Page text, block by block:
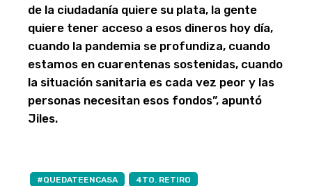
de la ciudadanía quiere su plata, la gente
quiere tener acceso a esos dineros hoy día,
cuando la pandemia se profundiza, cuando
estamos en cuarentenas sostenidas, cuando
la situación sanitaria es cada vez peor y las
personas necesitan esos fondos”, apuntó
Jiles.
#QUEDATEENCASA 4TO. RETIRO